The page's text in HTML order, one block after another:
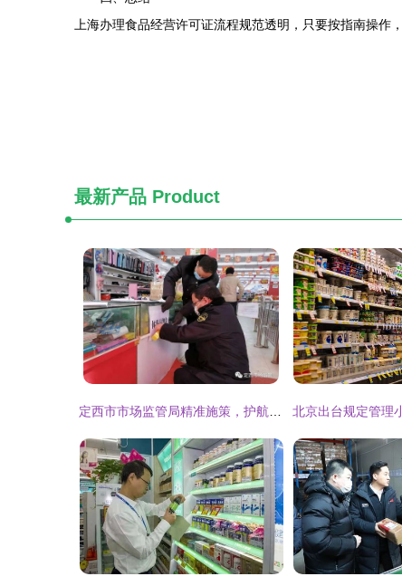
上海办理食品经营许可证流程规范透明，只要按指南操
最新产品 Product